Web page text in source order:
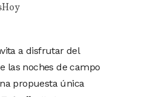
a disfrutar del
las noches de campo
propuesta única